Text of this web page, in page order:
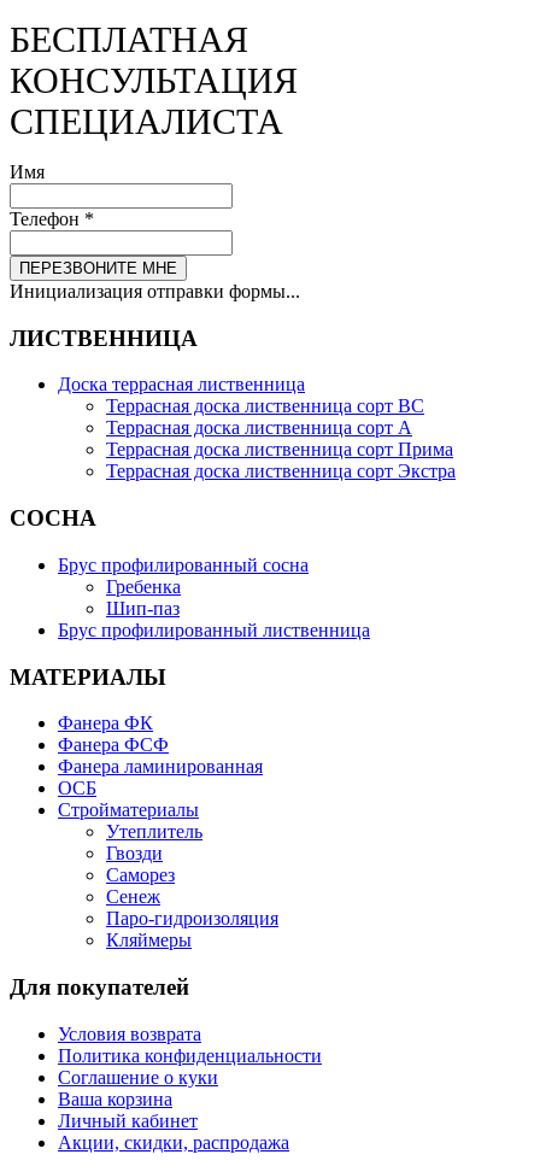
БЕСПЛАТНАЯ
КОНСУЛЬТАЦИЯ
СПЕЦИАЛИСТА
Имя
Телефон *
ПЕРЕЗВОНИТЕ МНЕ
Инициализация отправки формы...
ЛИСТВЕННИЦА
Доска террасная лиственница
Террасная доска лиственница сорт BC
Террасная доска лиственница сорт А
Террасная доска лиственница сорт Прима
Террасная доска лиственница сорт Экстра
СОСНА
Брус профилированный сосна
Гребенка
Шип-паз
Брус профилированный лиственница
МАТЕРИАЛЫ
Фанера ФК
Фанера ФСФ
Фанера ламинированная
ОСБ
Стройматериалы
Утеплитель
Гвозди
Саморез
Сенеж
Паро-гидроизоляция
Кляймеры
Для покупателей
Условия возврата
Политика конфиденциальности
Соглашение о куки
Ваша корзина
Личный кабинет
Акции, скидки, распродажа